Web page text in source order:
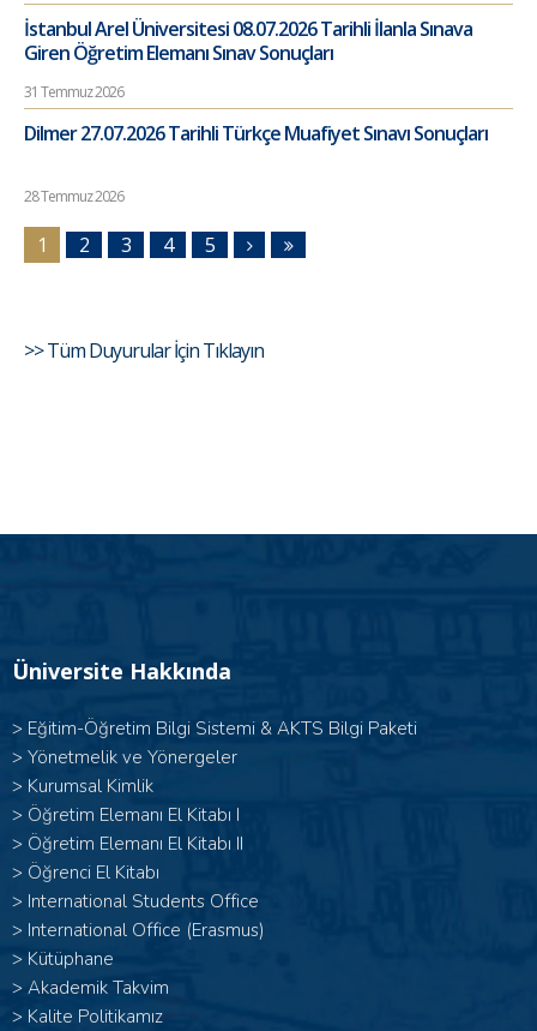
İstanbul Arel Üniversitesi 08.07.2026 Tarihli İlanla Sınava
Giren Öğretim Elemanı Sınav Sonuçları
31 Temmuz 2026
Dilmer 27.07.2026 Tarihli Türkçe Muafiyet Sınavı Sonuçları
28 Temmuz 2026
1 2 3 4 5
>> Tüm Duyurular İçin Tıklayın
Üniversite Hakkında
> Eğitim-Öğretim Bilgi Sistemi & AKTS Bilgi Paketi
> Yönetmelik ve Yönergeler
> Kurumsal Kimlik
> Öğretim Elemanı El Kitabı I
> Öğretim Elemanı El Kitabı II
> Öğrenci El Kitabı
> International Students Office
> International Office (Erasmus)
> Kütüphane
> Akademik Takvim
> Kalite Politikamız